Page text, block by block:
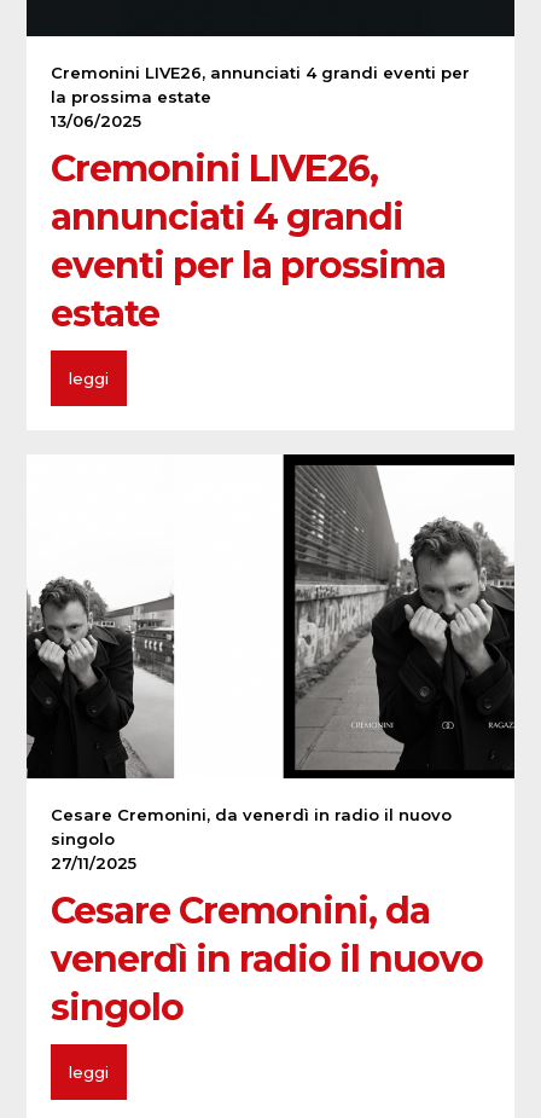
Cremonini LIVE26, annunciati 4 grandi eventi per
la prossima estate
13/06/2025
Cremonini LIVE26,
annunciati 4 grandi
eventi per la prossima
estate
leggi
Cesare Cremonini, da venerdì in radio il nuovo
singolo
27/11/2025
Cesare Cremonini, da
venerdì in radio il nuovo
singolo
leggi